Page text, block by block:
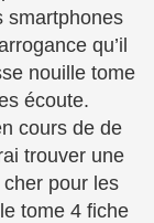
smartphones
qu’il
nouille tome
écoute.
cours de de
trouver une
pour les
tome 4 fiche